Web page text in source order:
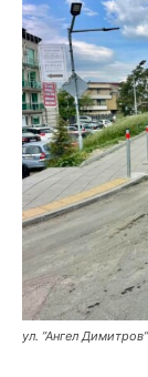
ул. ”Ангел